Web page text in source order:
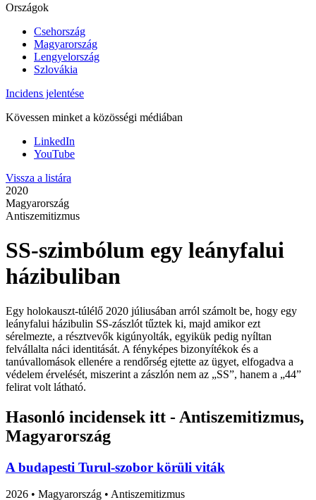
Országok
Csehország
Magyarország
Lengyelország
Szlovákia
Incidens jelentése
Kövessen minket a közösségi médiában
LinkedIn
YouTube
Vissza a listára
2020
Magyarország
Antiszemitizmus
SS-szimbólum egy leányfalui
házibuliban
Egy holokauszt-túlélő 2020 júliusában arról számolt be, hogy egy
leányfalui házibulin SS-zászlót tűztek ki, majd amikor ezt
sérelmezte, a résztvevők kigúnyolták, egyikük pedig nyíltan
felvállalta náci identitását. A fényképes bizonyítékok és a
tanúvallomások ellenére a rendőrség ejtette az ügyet, elfogadva a
védelem érvelését, miszerint a zászlón nem az „SS”, hanem a „44”
felirat volt látható.
Hasonló incidensek itt - Antiszemitizmus,
Magyarország
A budapesti Turul-szobor körüli viták
2026 • Magyarország • Antiszemitizmus